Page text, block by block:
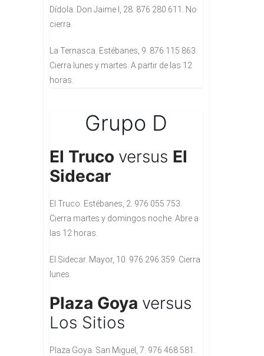
Dídola. Don Jaime I, 28. 876 280 611. No
cierra.
La Ternasca. Estébanes, 9. 876 115 863.
Cierra lunes y martes. A partir de las 12
horas.
Grupo D
El Truco versus El
Sidecar
El Truco. Estébanes, 2. 976 055 753.
Cierra martes y domingos noche. Abre a
las 12 horas.
El Sidecar. Mayor, 10. 976 296 359. Cierra
lunes.
Plaza Goya versus
Los Sitios
Plaza Goya. San Miguel, 7. 976 468 581.